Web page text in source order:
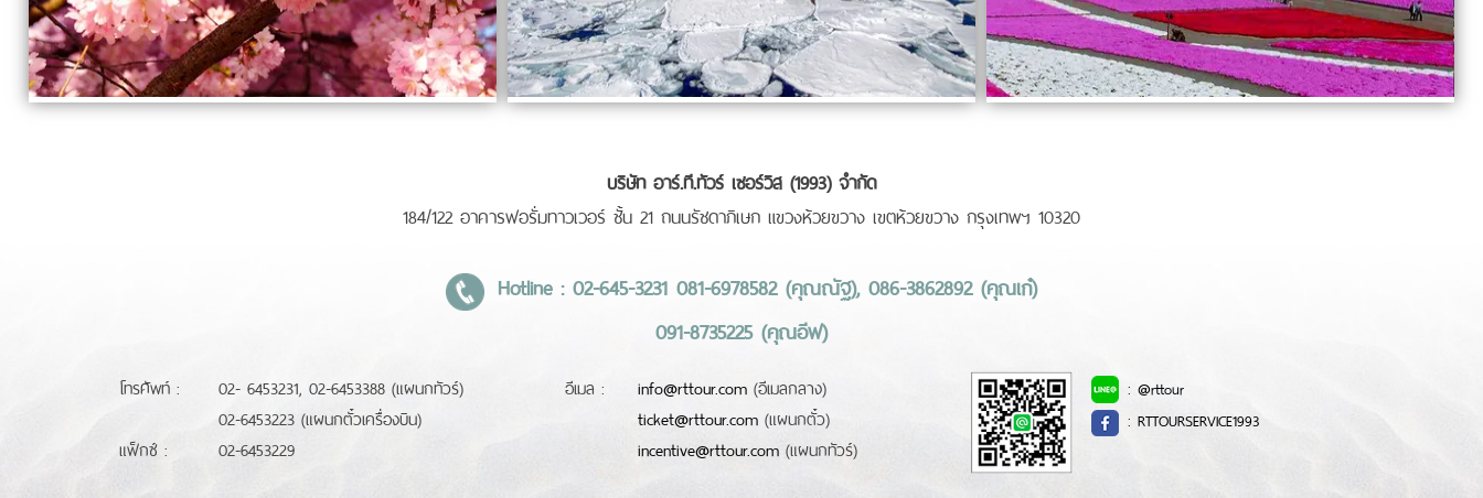
บริษัท อาร์.ที.ทัวร์ เซอร์วิส (1993) จำกัด
184/122 อาคารฟอรั่มทาวเวอร์ ชั้น 21 ถนนรัชดาภิเษก แขวงห้วยขวาง เขตห้วยขวาง กรุงเทพฯ 10320
Hotline : 02-645-3231 081-6978582 (คุณณัฐ), 086-3862892 (คุณเก๋)
091-8735225 (คุณอีฟ)
โทรศัพท์ :
02- 6453231, 02-6453388 (แผนกทัวร์)
02-6453223 (แผนกตั๋วเครื่องบิน)
แฟ็กซ์ :
02-6453229
อีเมล : info@rttour.com (อีเมลกลาง)
ticket@rttour.com (แผนกตั๋ว)
incentive@rttour.com(แผนกทัวร์)
: @rttour
: RTTOURSERVICE1993